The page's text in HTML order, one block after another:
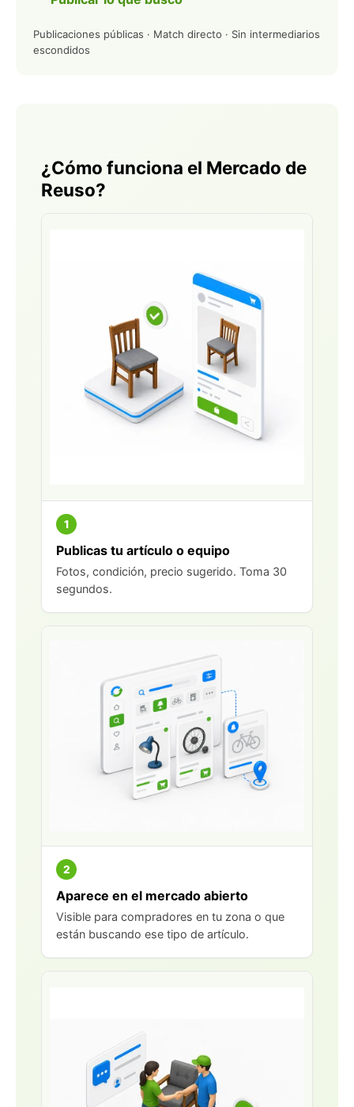
Publicaciones públicas · Match directo · Sin intermediarios
escondidos
¿Cómo funciona el Mercado de
Reuso?
1
Publicas tu artículo o equipo
Fotos, condición, precio sugerido. Toma 30
segundos.
2
Aparece en el mercado abierto
Visible para compradores en tu zona o que
están buscando ese tipo de artículo.